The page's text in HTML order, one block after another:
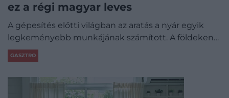
ez a régi magyar leves
A gépesítés előtti világban az aratás a nyár egyik
legkeményebb munkájának számított. A földeken…
GASZTRO